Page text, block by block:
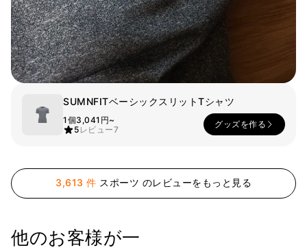
SUMNFITベーシックスリットTシャツ
1個3,041円~
5 レビュー7
グッズを作る
3,613 件 スポーツ のレビューをもっと見る
他のお客様が一
ログイン
1：1お問い合わせ
カスタマーセンタ
ー
サービス紹介
袖タイプ
袖なし
半袖
長袖
人気ブランド
GILDAN
Champion
素材
綿/ポリエステル
ナイロン
起毛
ダウンジャケット
キュレーション
販売BEST
デイリーTシャツ